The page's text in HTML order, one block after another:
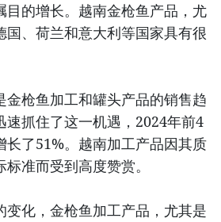
目的增长。越南金枪鱼产品，尤
国、荷兰和意大利等国家具有很
金枪鱼加工和罐头产品的销售趋
速抓住了这一机遇，2024年前4
长了51%。越南加工产品因其质
准而受到高度赞赏。
变化，金枪鱼加工产品，尤其是